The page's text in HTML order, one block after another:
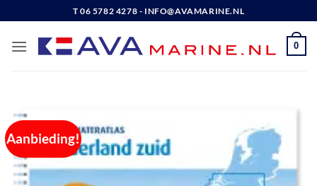
naar
inhoud
T 06 5782 4278 - INFO@AVAMARINE.NL
0
Aanbieding!